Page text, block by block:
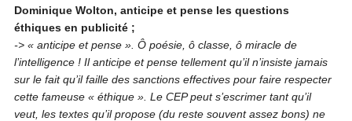
Dominique Wolton, anticipe et pense les questions
éthiques en publicité ;
-> « anticipe et pense ». Ô poésie, ô classe, ô miracle de
l’intelligence ! Il anticipe et pense tellement qu’il n’insiste jamais
sur le fait qu’il faille des sanctions effectives pour faire respecter
cette fameuse « éthique ». Le CEP peut s’escrimer tant qu’il
veut, les textes qu’il propose (du reste souvent assez bons) ne